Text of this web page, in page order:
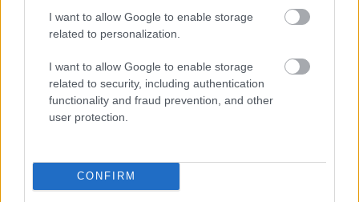
I want to allow Google to enable storage
related to personalization.
I want to allow Google to enable storage
related to security, including authentication
functionality and fraud prevention, and other
user protection.
CONFIRM
με τα μαξιλάρια θα σε κερδίσει χάρη στο
αθεράπευτο coolness του.
Το απλό ποτό κοστίζει 7€ και τα κοκτέιλ από 8€.
Balthazar
Τσόχα 27 και Βουρνάζου, Αμπελόκηποι, τηλ:
2106441215